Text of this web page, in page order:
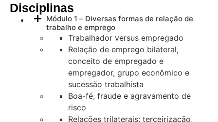
Disciplinas
Módulo 1 – Diversas formas de relação de
trabalho e emprego
Trabalhador versus empregado
Relação de emprego bilateral,
conceito de empregado e
empregador, grupo econômico e
sucessão trabalhista
Boa-fé, fraude e agravamento de
risco
Relações trilaterais: terceirização,